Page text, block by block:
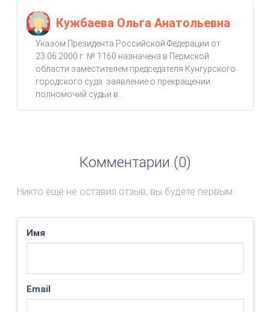
Кужбаева Ольга Анатольевна
Указом Президента Российской Федерации от
23.06.2000 г. № 1160 назначена в Пермской
области заместителем председателя Кунгурского
городского суда. заявление о прекращении
полномочий судьи в...
Комментарии (0)
Никто еще не оставил отзыв, вы будете первым.
Имя
Email